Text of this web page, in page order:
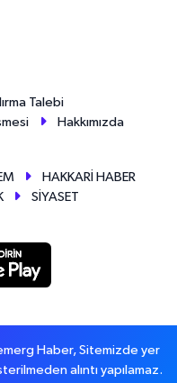
Talebi
Hakkımızda
HAKKARİ HABER
SİYASET
Haber, Sitemizde yer
alıntı yapılamaz.